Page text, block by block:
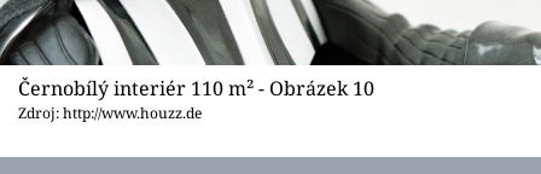
Černobílý interiér 110 m² - Obrázek 10
Zdroj: http://www.houzz.de